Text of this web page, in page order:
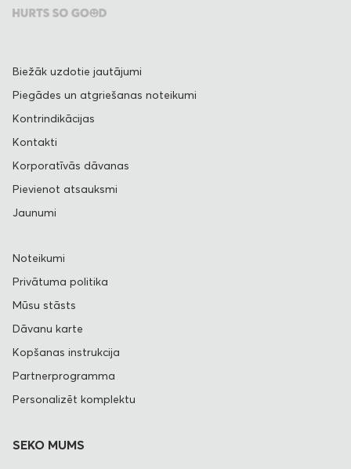
Biežāk uzdotie jautājumi
Piegādes un atgriešanas noteikumi
Kontrindikācijas
Kontakti
Korporatīvās dāvanas
Pievienot atsauksmi
Jaunumi
Noteikumi
Privātuma politika
Mūsu stāsts
Dāvanu karte
Kopšanas instrukcija
Partnerprogramma
Personalizēt komplektu
SEKO MUMS